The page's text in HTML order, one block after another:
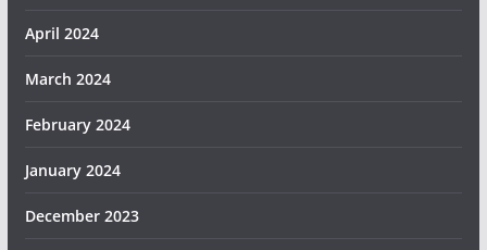
April 2024
March 2024
February 2024
January 2024
December 2023